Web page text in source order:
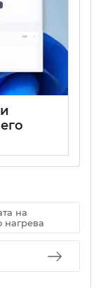
на
нагрева